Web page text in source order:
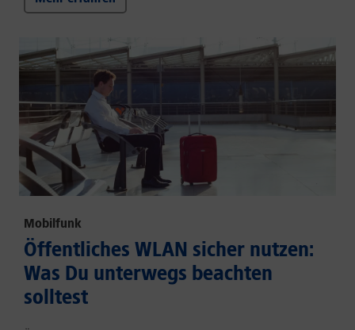
Mobilfunk
Öffentliches WLAN sicher nutzen:
Was Du unterwegs beachten
solltest